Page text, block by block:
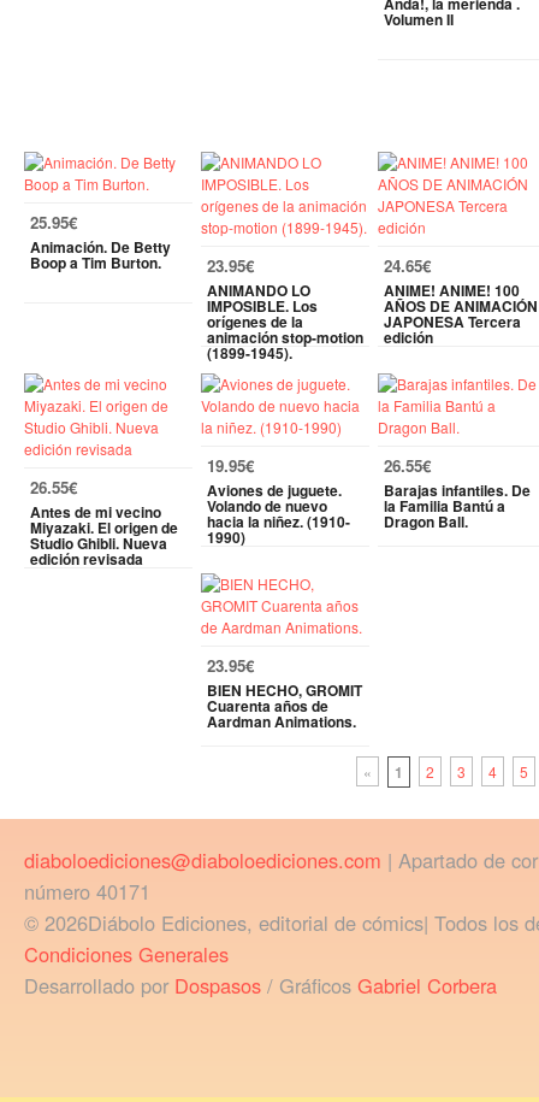
Volumen II
25.95€
Animación. De Betty
Boop a Tim Burton. 23.95€
ANIMANDO LO
IMPOSIBLE. Los
orígenes de la
animación stop-motion
(1899-1945).
24.65€
ANIME! ANIME! 100
AÑOS DE ANIMACIÓN
JAPONESA Tercera
edición
26.55€
Antes de mi vecino
Miyazaki. El origen de
Studio Ghibli. Nueva
edición revisada
19.95€
Aviones de juguete.
Volando de nuevo
hacia la niñez. (1910-
1990)
26.55€
Barajas infantiles. De
la Familia Bantú a
Dragon Ball.
23.95€
BIEN HECHO, GROMIT
Cuarenta años de
Aardman Animations.
« 1 2 3 4 5
diaboloediciones@diaboloediciones.com | Apartado de
número 40171
© 2026Diábolo Ediciones, editorial de cómics| Todos los
Condiciones Generales
Desarrollado por Dospasos / Gráficos Gabriel Corbera